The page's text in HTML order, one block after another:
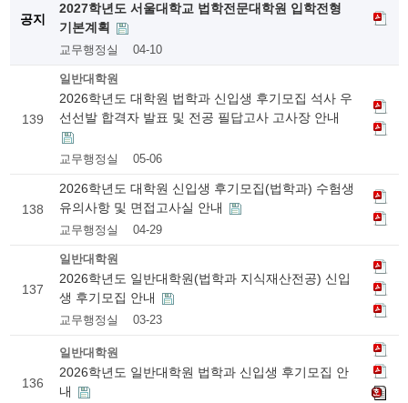
공지
2027학년도 서울대학교 법학전문대학원 입학전형
기본계획
교무행정실 04-10
139
일반대학원
2026학년도 대학원 법학과 신입생 후기모집 석사 우
선선발 합격자 발표 및 전공 필답고사 고사장 안내
교무행정실 05-06
138
2026학년도 대학원 신입생 후기모집(법학과) 수험생
유의사항 및 면접고사실 안내
교무행정실 04-29
137
일반대학원
2026학년도 일반대학원(법학과 지식재산전공) 신입
생 후기모집 안내
교무행정실 03-23
136
일반대학원
2026학년도 일반대학원 법학과 신입생 후기모집 안
내